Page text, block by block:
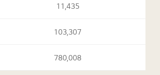
11,435
103,307
780,008